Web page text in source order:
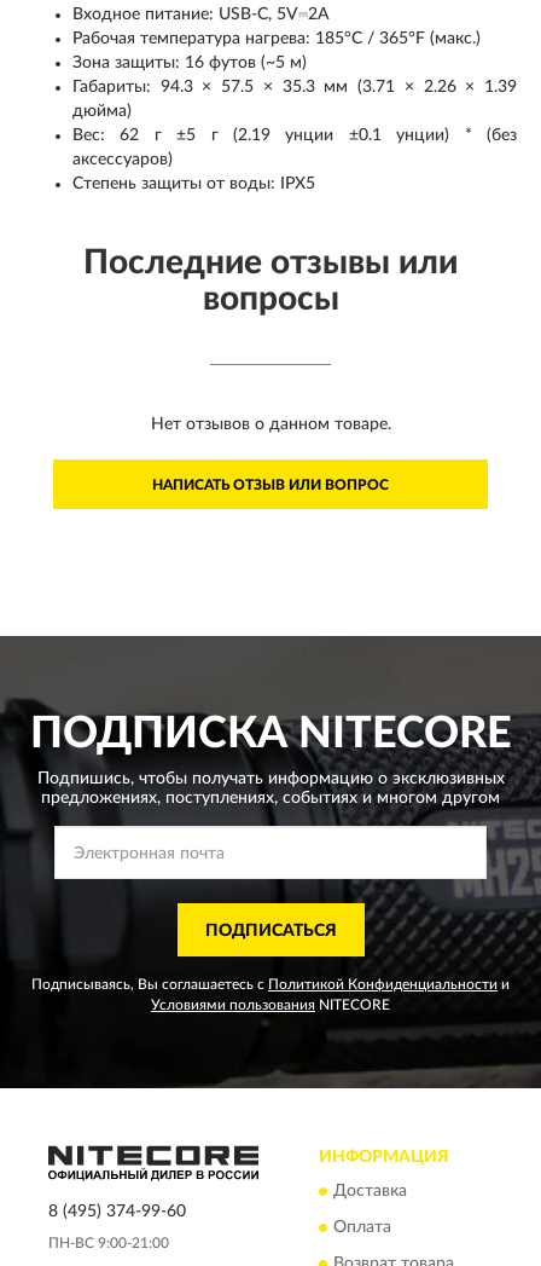
Входное питание: USB-C, 5V⎓2A
Рабочая температура нагрева: 185°C / 365°F (макс.)
Зона защиты: 16 футов (~5 м)
Габариты: 94.3 × 57.5 × 35.3 мм (3.71 × 2.26 × 1.39
дюйма)
Вес: 62 г ±5 г (2.19 унции ±0.1 унции) * (без
аксессуаров)
Степень защиты от воды: IPX5
Последние отзывы или
вопросы
Нет отзывов о данном товаре.
НАПИСАТЬ ОТЗЫВ ИЛИ ВОПРОС
ПОДПИСКАNITECORE
Подпишись, чтобы получать информацию о эксклюзивных
предложениях, поступлениях, событиях и многом другом
ПОДПИСАТЬСЯ
Подписываясь, Вы соглашаетесь с Политикой Конфиденциальности и
Условиями пользования NITECORE
8 (495) 374-99-60
ПН-ВС 9:00-21:00
ИНФОРМАЦИЯ
Доставка
Оплата